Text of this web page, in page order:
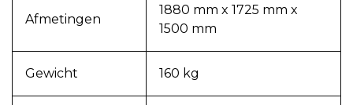
Afmetingen
1880 mm x 1725 mm x
1500 mm
Gewicht 160 kg